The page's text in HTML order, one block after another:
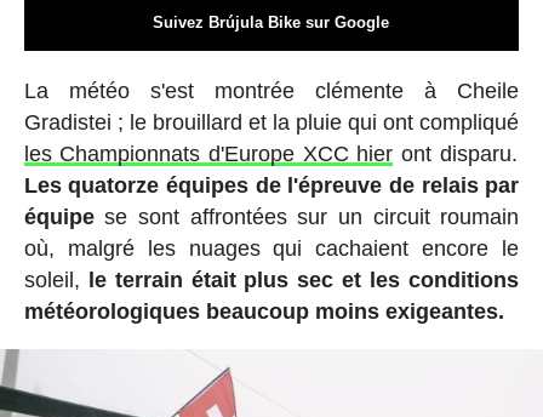
Suivez Brújula Bike sur Google
La météo s'est montrée clémente à Cheile
Gradistei ; le brouillard et la pluie qui ont compliqué
les Championnats d'Europe XCC hier ont disparu.
Les quatorze équipes de l'épreuve de relais par
équipese sont affrontées sur un circuit roumain
où, malgré les nuages qui cachaient encore le
soleil,
le terrain était plus sec et les conditions
météorologiques beaucoup moins exigeantes.